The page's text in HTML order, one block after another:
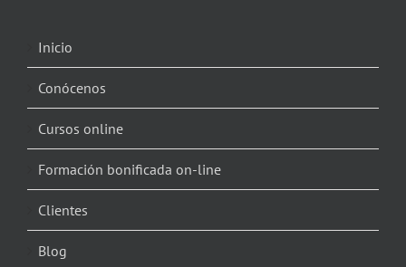
Inicio
Conócenos
Cursos online
Formación bonificada on-line
Clientes
Blog